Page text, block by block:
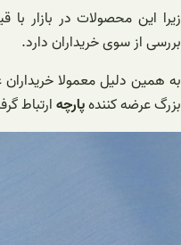
زیرا این محصولات در بازار
بررسی از سوی خریداران دارد.
به همین دلیل معمولا
بزرگ عرضه کنندهپارچهارتباط